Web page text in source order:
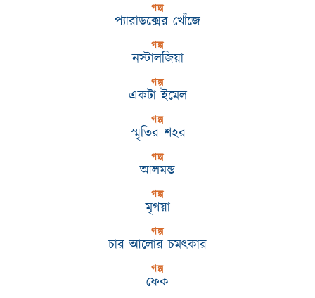
গল্প
প্যারাডক্সের খোঁজে
গল্প
নস্টালজিয়া
গল্প
একটা ইমেল
গল্প
স্মৃতির শহর
গল্প
আলমন্ড
গল্প
মৃগয়া
গল্প
চার আলোর চমৎকার
গল্প
ফেক